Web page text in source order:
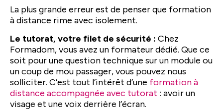
La plus grande erreur est de penser que formation
à distance rime avec isolement.
Le tutorat, votre filet de sécurité : Chez
Formadom, vous avez un formateur dédié. Que ce
soit pour une question technique sur un module ou
un coup de mou passager, vous pouvez nous
solliciter. C’est tout l’intérêt d’une formation à
distance accompagnée avec tutorat : avoir un
visage et une voix derrière l’écran.